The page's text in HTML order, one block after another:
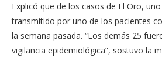
Explicó que de los casos de El Oro,
transmitido por uno de los pacientes
la semana pasada. “Los demás 25
vigilancia epidemiológica”, sostuvo la